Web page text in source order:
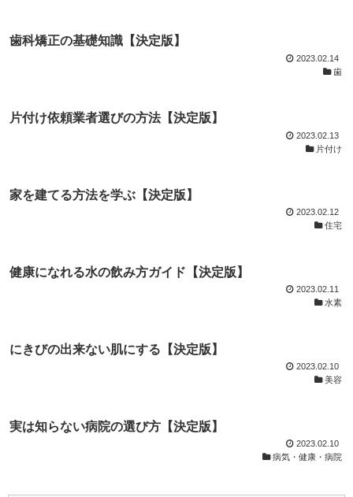
歯科矯正の基礎知識【決定版】
2023.02.14
歯
片付け依頼業者選びの方法【決定版】
2023.02.13
片付け
家を建てる方法を学ぶ【決定版】
2023.02.12
住宅
健康になれる水の飲み方ガイド【決定版】
2023.02.11
水素
にきびの出来ない肌にする【決定版】
2023.02.10
美容
実は知らない病院の選び方【決定版】
2023.02.10
病気・健康・病院